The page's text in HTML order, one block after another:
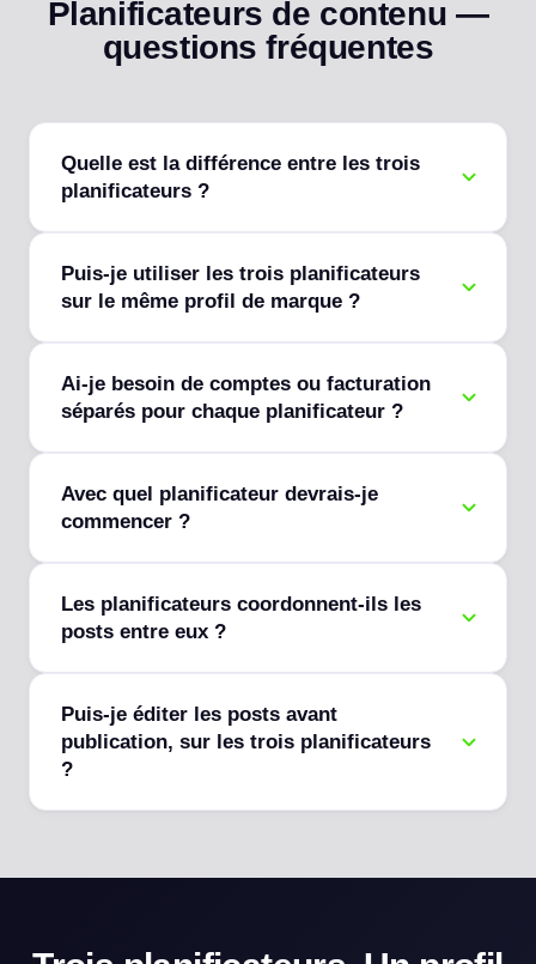
Planificateurs de contenu —
questions fréquentes
Quelle est la différence entre les trois
planificateurs ?
Puis-je utiliser les trois planificateurs
sur le même profil de marque ?
Ai-je besoin de comptes ou facturation
séparés pour chaque planificateur ?
Avec quel planificateur devrais-je
commencer ?
Les planificateurs coordonnent-ils les
posts entre eux ?
Puis-je éditer les posts avant
publication, sur les trois planificateurs
?